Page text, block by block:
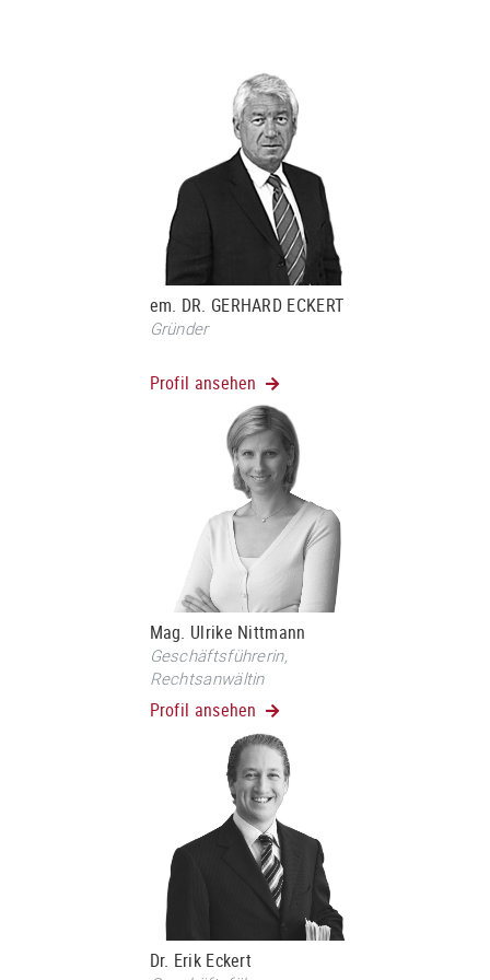
em. DR. GERHARD ECKERT
Gründer
Profil ansehen
Mag. Ulrike Nittmann
Geschäftsführerin,
Rechtsanwältin
Profil ansehen
Dr. Erik Eckert